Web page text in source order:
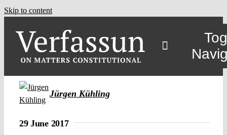
Skip to content
Jürgen Kühling
29 June 2017